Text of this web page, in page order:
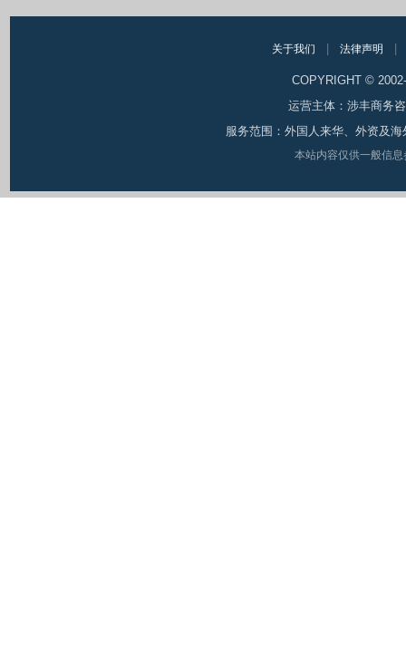
关于我们 法律声明
COPYRIGHT ©
运营主体：涉丰商务
服务范围：外国人来华、外资及
本站内容仅供一般信